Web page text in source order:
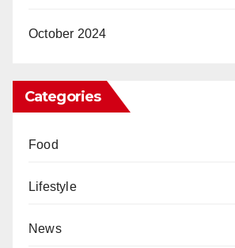
October 2024
Categories
Food
Lifestyle
News